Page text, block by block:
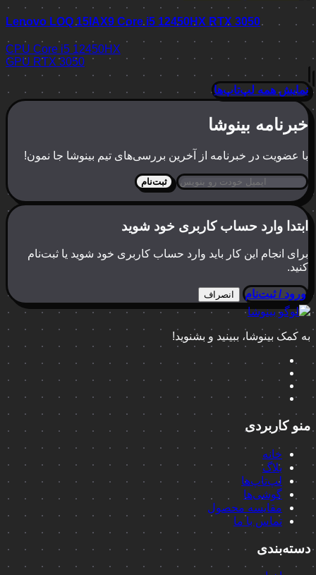
Lenovo LOQ 15IAX9 Core i5 12450HX RTX 3050
CPU Core i5 12450HX
GPU RTX 3050
نمایش همه لپ‌تاپ‌ها
خبرنامه بینوشا
با عضویت در خبرنامه از آخرین بررسی‌های تیم بینوشا جا نمون!
ثبت‌نام
ابتدا وارد حساب کاربری خود شوید
برای انجام این کار باید وارد حساب کاربری خود شوید یا ثبت‌نام
کنید.
ورود / ثبت‌نام انصراف
به کمک بینوشا، ببینید و بشنوید!
منو کاربردی
خانه
بلاگ
لپ‌تاپ‌ها
گوشی‌ها
مقایسه محصول
تماس با ما
دسته‌بندی